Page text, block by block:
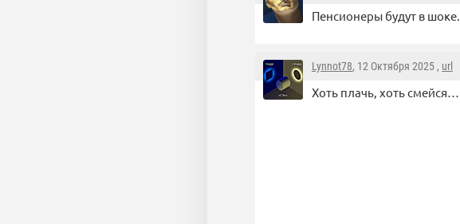
Пенсионеры будут в шоке...
Lynnot78, 12 Октября 2025 , url
Хоть плачь, хоть смейся…